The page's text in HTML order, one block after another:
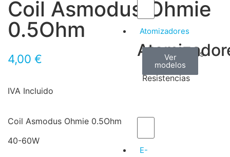
Atomizadores
Claromizadores
Ver
modelos
Reconstruíveis
Ver
modelos
Resistencias
Ver
modelos
E-
Coil Asmodus Ohmie
0.5Ohm
4,00 €
IVA Incluido
Coil Asmodus Ohmie 0.5Ohm
40-60W